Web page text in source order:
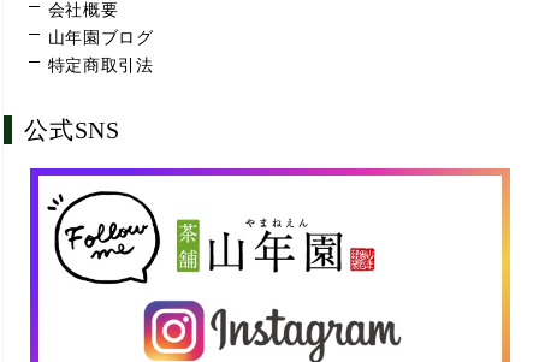
会社概要
山年園ブログ
特定商取引法
公式SNS